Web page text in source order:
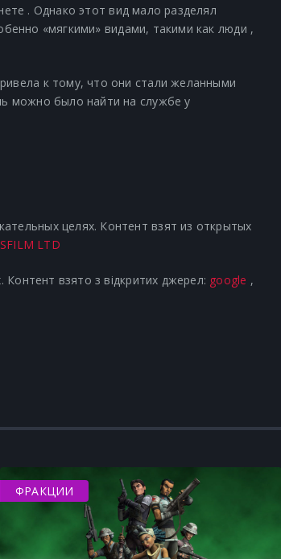
. Однако этот вид мало разделял
«мягкими» видами, такими как люди ,
к тому, что они стали желанными
можно было найти на службе у
целях. Контент взят из открытых
LTD
Контент взято з відкритих джерел: google ,
ФРАКЦИИ